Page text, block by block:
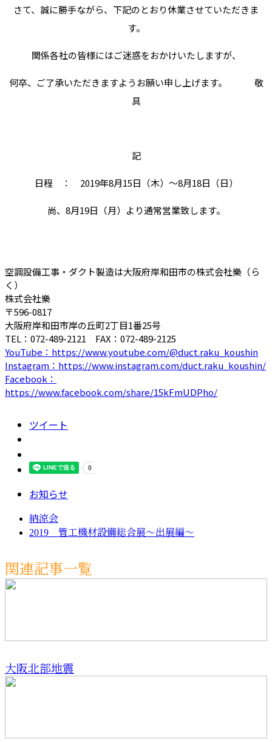
さて、誠に勝手ながら、下記のとおり休業させていただきま
す。
関係各社の皆様にはご迷惑をおかけいたしますが、
何卒、ご了承いただきますようお願い申し上げます。 敬
具
記
日程 ： 2019年8月15日（木）～8月18日（日）
尚、8月19日（月）より通常営業致します。
空調設備工事・ダクト製造は大阪府岸和田市の株式会社樂（ら
く）
株式会社樂
〒596-0817
大阪府岸和田市岸の丘町2丁目1番25号
TEL：072-489-2121 FAX：072-489-2125
YouTube：https://www.youtube.com/@duct.raku_koushin
Instagram：https://www.instagram.com/duct.raku_koushin/
Facebook：
https://www.facebook.com/share/15kFmUDPho/
ツイート
お知らせ
納涼会
2019 管工機材設備総合展～出展編～
関連記事一覧
大阪北部地震